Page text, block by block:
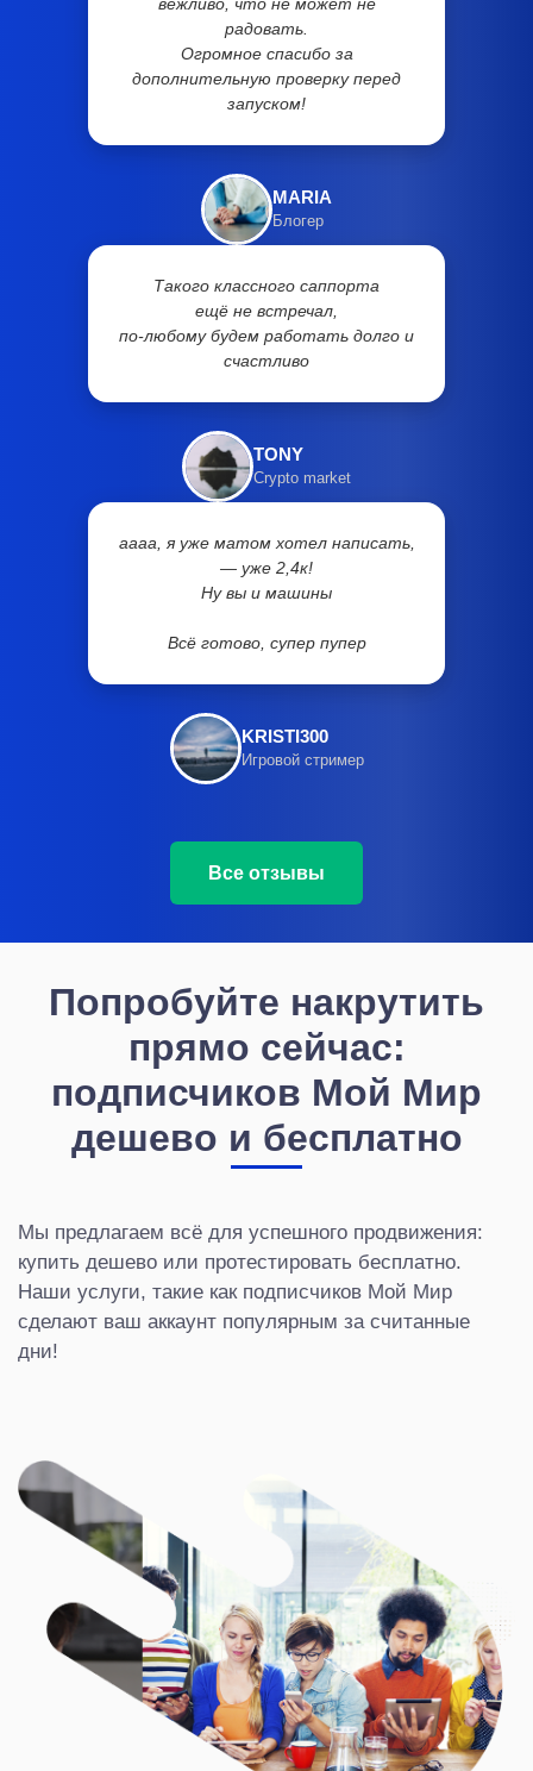
вежливо, что не может не
радовать.
Огромное спасибо за
дополнительную проверку перед
запуском!
MARIA
Блогер
Такого классного саппорта
ещё не встречал,
по-любому будем работать долго и
счастливо
TONY
Crypto market
аааа, я уже матом хотел написать,
— уже 2,4к!
Ну вы и машины
Всё готово, супер пупер
KRISTI300
Игровой стример
Все отзывы
Попробуйте накрутить
прямо сейчас:
подписчиков Мой Мир
дешево и бесплатно
Мы предлагаем всё для успешного продвижения:
купить дешево или протестировать бесплатно.
Наши услуги, такие как подписчиков Мой Мир
сделают ваш аккаунт популярным за считанные
дни!